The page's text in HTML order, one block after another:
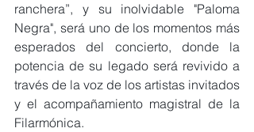
ranchera”, y su inolvidable "Paloma
Negra", será uno de los momentos más
esperados del concierto, donde la
potencia de su legado será revivido a
través de la voz de los artistas invitados
y el acompañamiento magistral de la
Filarmónica.